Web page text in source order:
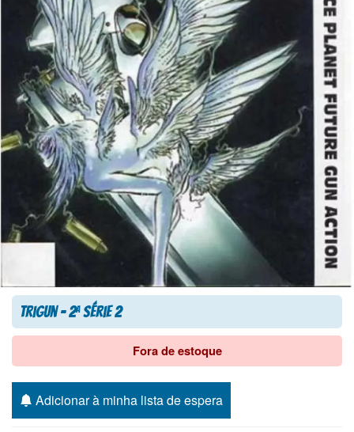
Trigun – 2aSérie 2
Fora de estoque
Adicionar à minha lista de espera